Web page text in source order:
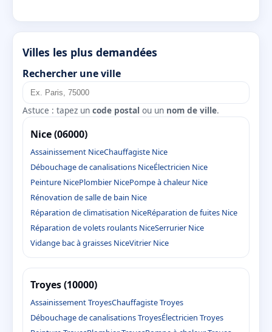
Villes les plus demandées
Rechercher une ville
Astuce : tapez un code postal ou un nom de ville.
Nice (06000)
Assainissement NiceChauffagiste Nice
Débouchage de canalisations NiceÉlectricien Nice
Peinture NicePlombier NicePompe à chaleur Nice
Rénovation de salle de bain Nice
Réparation de climatisation NiceRéparation de fuites Nice
Réparation de volets roulants NiceSerrurier Nice
Vidange bac à graisses NiceVitrier Nice
Troyes (10000)
Assainissement TroyesChauffagiste Troyes
Débouchage de canalisations TroyesÉlectricien Troyes